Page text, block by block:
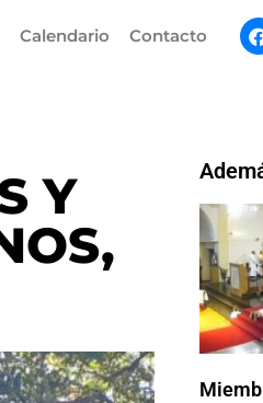
Calendario Contacto
Y